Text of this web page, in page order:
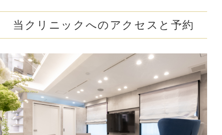
当クリニックへのアクセスと予約